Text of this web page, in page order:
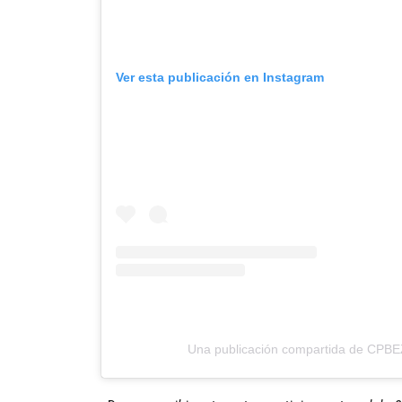
Ver esta publicación en Instagram
Una publicación compartida de